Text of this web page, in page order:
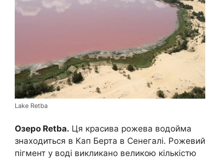
Lake Retba
Озеро Retba. Ця красива рожева водойма
знаходиться в Кап Берта в Сенегалі. Рожевий
пігмент у воді викликано великою кількістю